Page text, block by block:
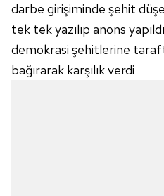
darbe girişiminde şehit
tek tek yazılıp anons
demokrasi şehitlerine
bağırarak karşılık verdi